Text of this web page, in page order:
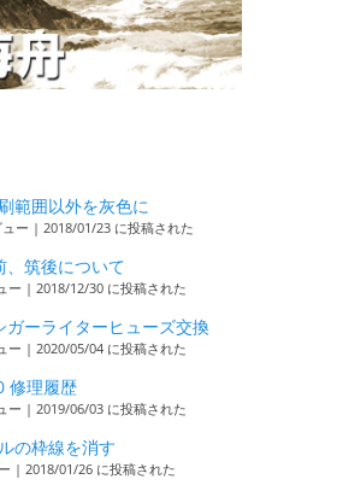
範囲以外を灰色に
ー | 2018/01/23 に投稿された
、筑後について
ー | 2018/12/30 に投稿された
ガーライターヒューズ交換
ー | 2020/05/04 に投稿された
修理履歴
ー | 2019/06/03 に投稿された
の枠線を消す
| 2018/01/26 に投稿された